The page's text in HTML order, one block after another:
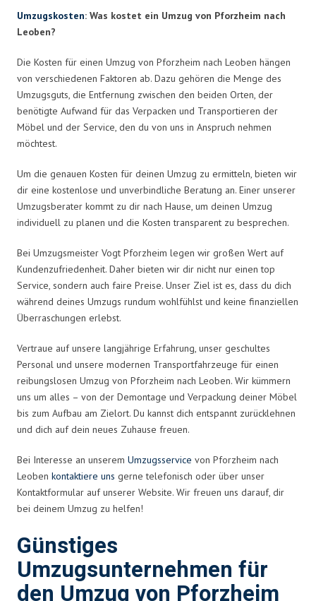
Umzugskosten: Was kostet ein Umzug von Pforzheim nach
Leoben?
Die Kosten für einen Umzug von Pforzheim nach Leoben hängen
von verschiedenen Faktoren ab. Dazu gehören die Menge des
Umzugsguts, die Entfernung zwischen den beiden Orten, der
benötigte Aufwand für das Verpacken und Transportieren der
Möbel und der Service, den du von uns in Anspruch nehmen
möchtest.
Um die genauen Kosten für deinen Umzug zu ermitteln, bieten wir
dir eine kostenlose und unverbindliche Beratung an. Einer unserer
Umzugsberater kommt zu dir nach Hause, um deinen Umzug
individuell zu planen und die Kosten transparent zu besprechen.
Bei Umzugsmeister Vogt Pforzheim legen wir großen Wert auf
Kundenzufriedenheit. Daher bieten wir dir nicht nur einen top
Service, sondern auch faire Preise. Unser Ziel ist es, dass du dich
während deines Umzugs rundum wohlfühlst und keine finanziellen
Überraschungen erlebst.
Vertraue auf unsere langjährige Erfahrung, unser geschultes
Personal und unsere modernen Transportfahrzeuge für einen
reibungslosen Umzug von Pforzheim nach Leoben. Wir kümmern
uns um alles – von der Demontage und Verpackung deiner Möbel
bis zum Aufbau am Zielort. Du kannst dich entspannt zurücklehnen
und dich auf dein neues Zuhause freuen.
Bei Interesse an unserem Umzugsservice von Pforzheim nach
Leoben kontaktiere uns gerne telefonisch oder über unser
Kontaktformular auf unserer Website. Wir freuen uns darauf, dir
bei deinem Umzug zu helfen!
Günstiges
Umzugsunternehmen für
den Umzug von Pforzheim